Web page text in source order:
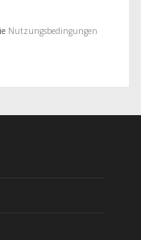
Nutzungsbedingungen